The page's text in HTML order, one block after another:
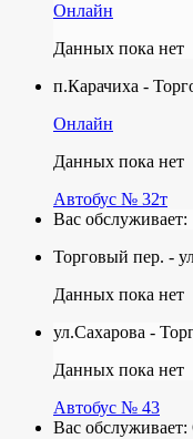
Онлайн
Данных пока нет
п.Карачиха -
Онлайн
Данных пока нет
Автобус № 32т
Вас обслуживает:
Торговый пер. -
Данных пока нет
ул.Сахарова -
Данных пока нет
Автобус № 43
Вас обслуживает: